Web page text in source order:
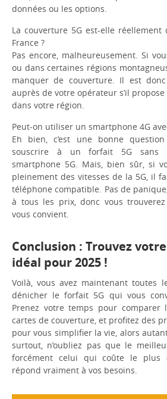
données ou les options.
La couverture 5G est-elle
France ?
Pas encore, malheureusement. Si
ou dans certaines régions
manquer de couverture. Il est
auprès de votre opérateur s’il
dans votre région.
Peut-on utiliser un smartphone 4G
Eh bien, c’est une bonne
souscrire à un forfait 5G sans
smartphone 5G. Mais, bien sûr, si
pleinement des vitesses de la 5G, il
téléphone compatible. Pas de
à tous les prix, donc vous
vous convient.
Conclusion : Trouvez
idéal pour 2025 !
Voilà, vous avez maintenant toutes
dénicher le forfait 5G qui vous
Prenez votre temps pour comparer
cartes de couverture, et profitez des
pour vous simplifier la vie, alors
surtout, n’oubliez pas que le
forcément celui qui coûte le plus
répond vraiment à vos besoins.